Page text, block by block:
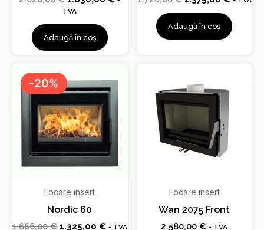
TVA
Adaugă în coș
Adaugă în coș
-20%
Focare insert
Nordic 60
1.666,00€
inițial
a
fost:
1.666,00 €.
1.325,00€
curent
este:
1.325,00 €.
+ TVA
Focare insert
Wan 2075 Front
2.580,00€ + TVA